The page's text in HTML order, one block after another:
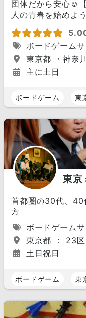
団体だから安心☺️
人の青春を始めよ
ボードゲーム
東京都 ・神奈
主に土日
ボードゲーム 東
東京
首都圏の30代、40
方
ボードゲーム
東京都 ： 23区
土日祝日
ボードゲーム 東